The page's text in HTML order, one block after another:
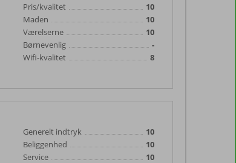
Pris/kvalitet
10
Maden
10
Værelserne
10
Børnevenlig
-
Wifi-kvalitet
8
Generelt indtryk
10
Beliggenhed
10
Service
10